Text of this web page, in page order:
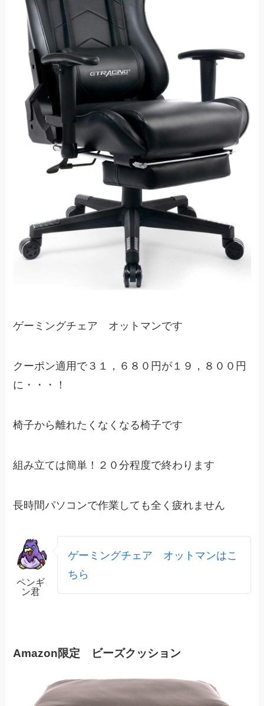
ゲーミングチェア オットマンです
クーポン適用で３１，６８０円が１９，８００円
に・・・！
椅子から離れたくなくなる椅子です
組み立ては簡単！２０分程度で終わります
長時間パソコンで作業しても全く疲れません
ペンギ
ン君
ゲーミングチェア オットマンはこ
ちら
Amazon限定 ビーズクッション